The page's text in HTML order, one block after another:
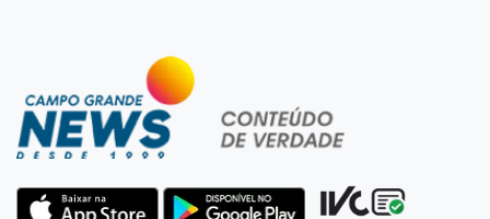
Jardim Itatiaia
Vigia é amarrado durante roubo de carro e
dois caminhões em pátio
Corinthians vence Bragantino por 2 a 0 e sobe